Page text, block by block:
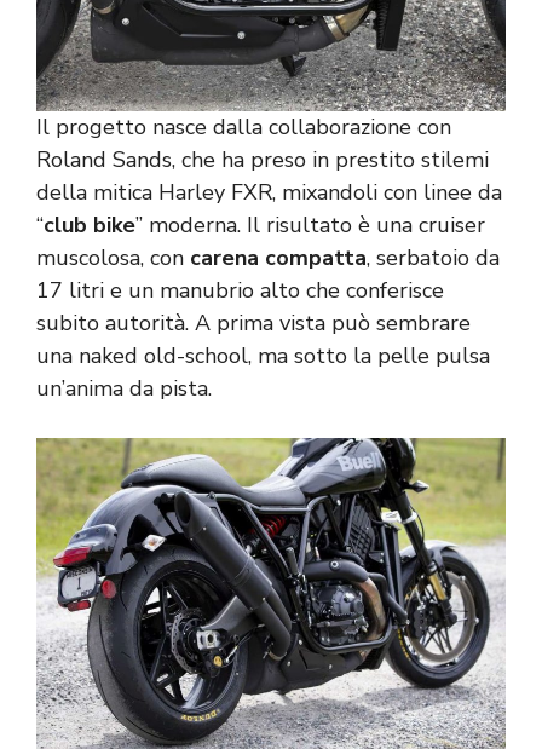
Il progetto nasce dalla collaborazione con
Roland Sands, che ha preso in prestito stilemi
della mitica Harley FXR, mixandoli con linee da
“club bike” moderna. Il risultato è una cruiser
muscolosa, con carena compatta, serbatoio da
17 litri e un manubrio alto che conferisce
subito autorità. A prima vista può sembrare
una naked old-school, ma sotto la pelle pulsa
un’anima da pista.